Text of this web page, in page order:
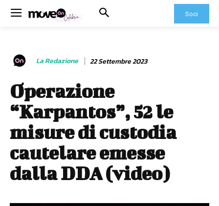
Soci
La Redazione 22 Settembre 2023
Operazione
“Karpantos”, 52 le
misure di custodia
cautelare emesse
dalla DDA (video)